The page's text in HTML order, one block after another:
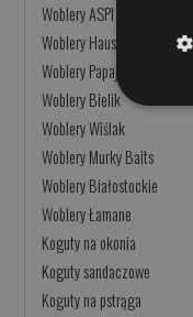
Woblery ASPI
Woblery Hauser
Woblery Papaja
Woblery Bielik
Woblery Wiślak
Woblery Murky Baits
Woblery Białostockie
Woblery Łamane
Koguty na okonia
Koguty sandaczowe
Koguty na pstrąga